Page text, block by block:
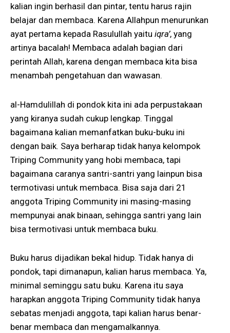
kalian ingin berhasil dan pintar, tentu harus rajin
belajar dan membaca. Karena Allahpun menurunkan
ayat pertama kepada Rasulullah yaitu iqra’, yang
artinya bacalah! Membaca adalah bagian dari
perintah Allah, karena dengan membaca kita bisa
menambah pengetahuan dan wawasan.
al-Hamdulillah di pondok kita ini ada perpustakaan
yang kiranya sudah cukup lengkap. Tinggal
bagaimana kalian memanfatkan buku-buku ini
dengan baik. Saya berharap tidak hanya kelompok
Triping Community yang hobi membaca, tapi
bagaimana caranya santri-santri yang lainpun bisa
termotivasi untuk membaca. Bisa saja dari 21
anggota Triping Community ini masing-masing
mempunyai anak binaan, sehingga santri yang lain
bisa termotivasi untuk membaca buku.
Buku harus dijadikan bekal hidup. Tidak hanya di
pondok, tapi dimanapun, kalian harus membaca. Ya,
minimal seminggu satu buku. Karena itu saya
harapkan anggota Triping Community tidak hanya
sebatas menjadi anggota, tapi kalian harus benar-
benar membaca dan mengamalkannya.